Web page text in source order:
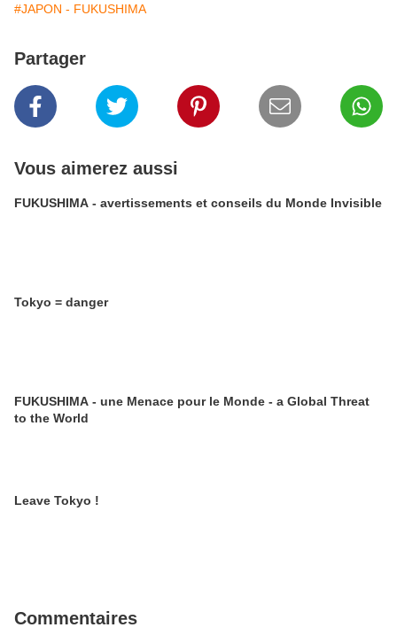
#JAPON - FUKUSHIMA
Partager
Vous aimerez aussi
FUKUSHIMA - avertissements et conseils du Monde Invisible
Tokyo = danger
FUKUSHIMA - une Menace pour le Monde - a Global Threat
to the World
Leave Tokyo !
Commentaires